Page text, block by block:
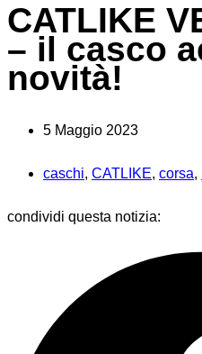
CATLIKE
– il casco
novità!
5 Maggio 2023
caschi, CATLIKE, corsa,
condividi questa notizia: